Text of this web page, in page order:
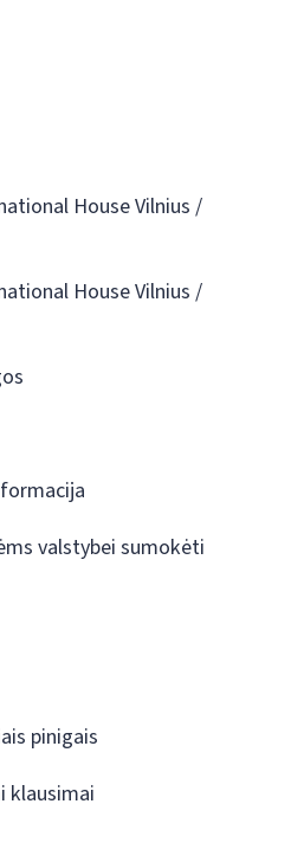
House Vilnius /
House Vilnius /
valstybei sumokėti
pinigais
klausimai